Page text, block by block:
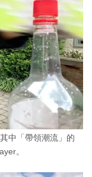
中「帶領潮流」的
。